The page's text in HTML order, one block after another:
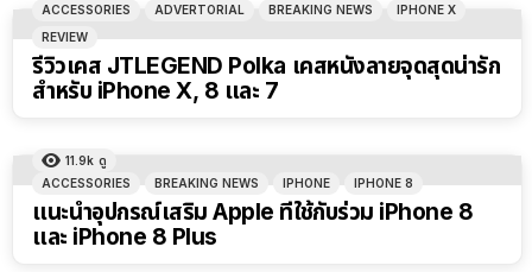
ACCESSORIES
ADVERTORIAL BREAKING NEWS
IPHONE X
REVIEW
รีวิวเคส JTLEGEND Polka เคสหนังลายจุดสุดน่ารัก
สำหรับ iPhone X, 8 และ 7
11.9k ดู
ACCESSORIES
BREAKING NEWS IPHONE IPHONE 8
แนะนำอุปกรณ์เสริม Apple ที่ใช้กับร่วม iPhone 8
และ iPhone 8 Plus